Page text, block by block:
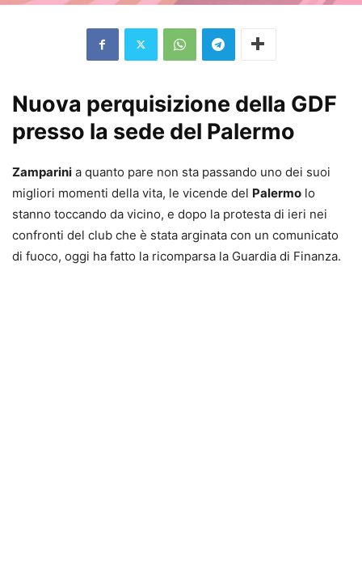
Nuova perquisizione della GDF
presso la sede del Palermo
Zamparini a quanto pare non sta passando uno dei suoi
migliori momenti della vita, le vicende del Palermo lo
stanno toccando da vicino, e dopo la protesta di ieri nei
confronti del club che è stata arginata con un comunicato
di fuoco, oggi ha fatto la ricomparsa la Guardia di Finanza.